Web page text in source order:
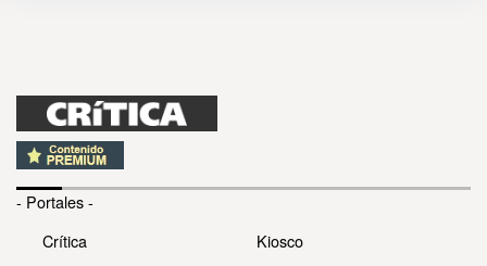
- Portales -
Crítica
Kiosco